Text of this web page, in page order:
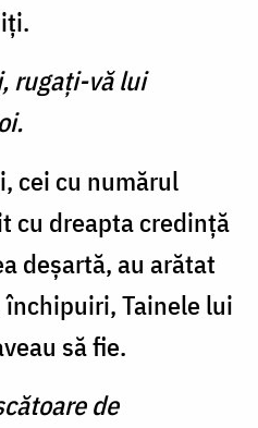
rugaţi-vă lui
cei cu numărul
cu dreapta credinţă
deşartă, au arătat
Tainele lui
să fie.
de